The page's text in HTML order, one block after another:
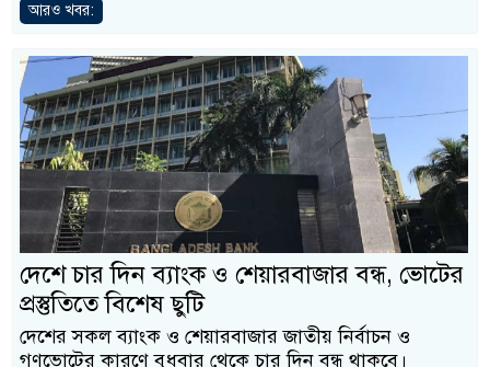
আরও খবর:
দেশে চার দিন ব্যাংক ও শেয়ারবাজার বন্ধ, ভোটের
প্রস্তুতিতে বিশেষ ছুটি
দেশের সকল ব্যাংক ও শেয়ারবাজার জাতীয় নির্বাচন ও
গণভোটের কারণে বুধবার থেকে চার দিন বন্ধ থাকবে।